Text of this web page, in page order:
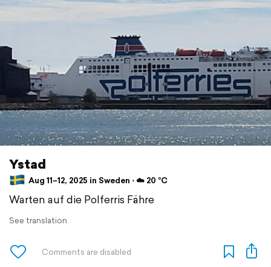
Ystad
Aug 11–12, 2025 in Sweden ⋅ ☁️ 20 °C
Warten auf die Polferris Fähre
See translation